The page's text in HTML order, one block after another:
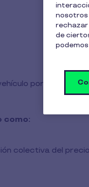
por una cuota
como:
colectiva del
nosotros
rechazar
de